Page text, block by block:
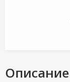
Описание